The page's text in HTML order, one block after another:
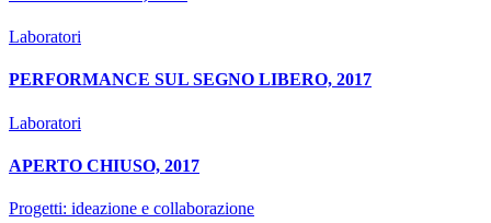
Laboratori
PERFORMANCE SUL SEGNO LIBERO, 2017
Laboratori
APERTO CHIUSO, 2017
Progetti: ideazione e collaborazione